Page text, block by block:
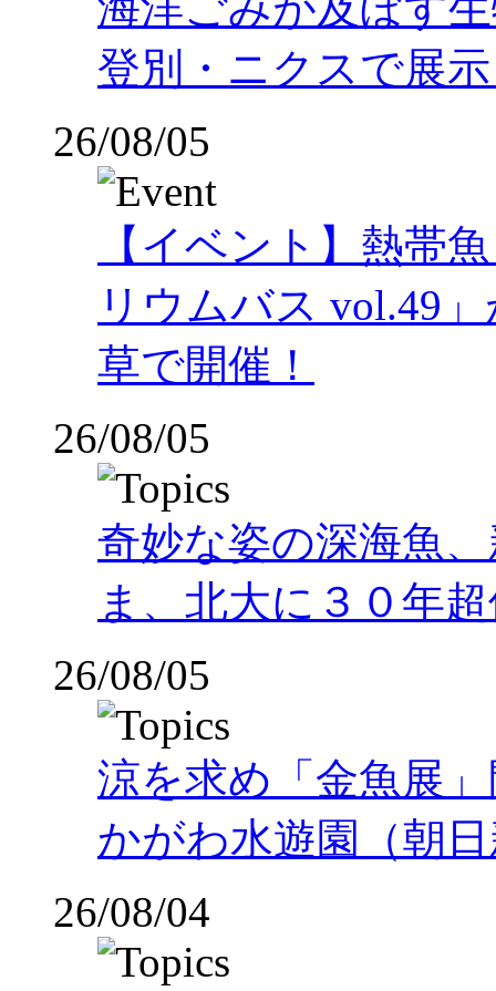
登別・ニクスで展
26/08/05
【イベント】熱帯
リウムバス vol.49
草で開催！
26/08/05
奇妙な姿の深海魚
ま、北大に３０年
26/08/05
涼を求め「金魚展
かがわ水遊園（朝
26/08/04